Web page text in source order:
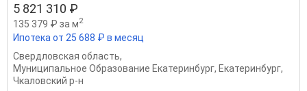
5 821 310 ₽
135 379 ₽ за м2
Ипотека от 25 688 ₽ в месяц
Свердловская область,
Муниципальное Образование Екатеринбург, Екатеринбург,
Чкаловский р-н